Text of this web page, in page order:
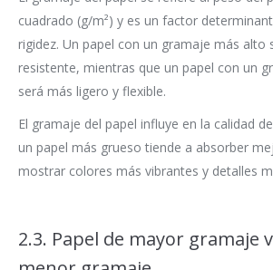
cuadrado (g/m²) y es un factor
rigidez. Un papel con un gramaje más alto
resistente, mientras que un papel con un
será más ligero y flexible.
El gramaje del papel influye en la calidad
un papel más grueso tiende a absorber
mostrar colores más vibrantes y detalles
2.3. Papel de mayor gramaje